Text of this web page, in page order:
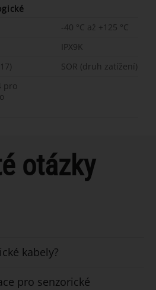
-40 °C až +125 °C
IPX9K
SOR (druh zatížení)
pro
otázky
kabely?
pro senzorické